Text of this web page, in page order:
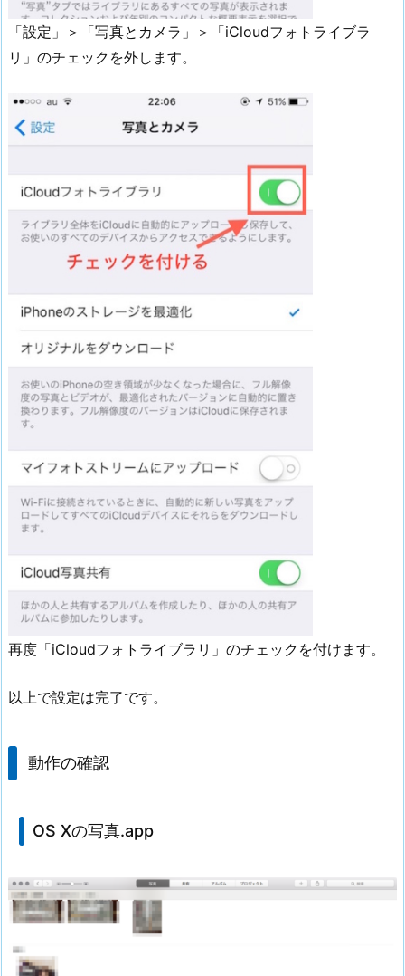
「設定」＞「写真とカメラ」＞「iCloudフォトライブラ
リ」のチェックを外します。
再度「iCloudフォトライブラリ」のチェックを付けます。
以上で設定は完了です。
動作の確認
OS Xの写真.app